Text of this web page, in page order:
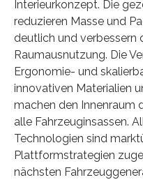
Interieurkonzept. Die
reduzieren Masse und
deutlich und verbessern
Raumausnutzung. Die
Ergonomie- und
innovativen Materialien
machen den Innenraum
alle Fahrzeuginsassen.
Technologien sind
Plattformstrategien
nächsten